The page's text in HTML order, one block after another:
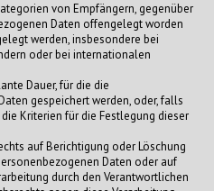
von Empfängern, gegenüber
Daten offengelegt worden
werden, insbesondere bei
oder bei internationalen
Dauer, für die die
gespeichert werden, oder, falls
Kriterien für die Festlegung dieser
auf Berichtigung oder Löschung
Daten oder auf
durch den Verantwortlichen